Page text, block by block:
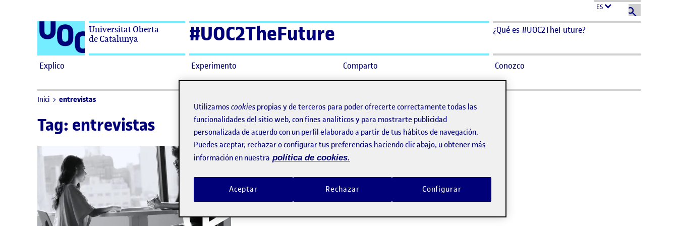
ES
Universitat Oberta
de Catalunya
#UOC2TheFuture ¿Qué es #UOC2TheFuture?
Explico Experimento Comparto Conozco
Inici entrevistas
Tag: entrevistas
Utilizamos cookies propias y de terceros para poder ofrecerte correctamente todas las
funcionalidades del sitio web, con fines analíticos y para mostrarte publicidad
personalizada de acuerdo con un perfil elaborado a partir de tus hábitos de navegación.
Puedes aceptar, rechazar o configurar tus preferencias haciendo clic abajo, u obtener más
información en nuestra política de cookies.
Rechazar
Aceptar Configurar